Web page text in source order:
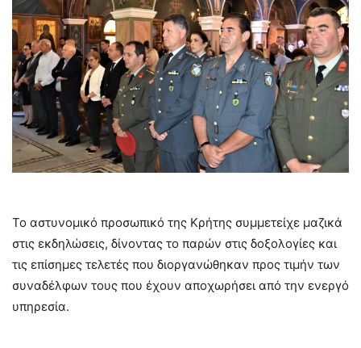
Το αστυνομικό προσωπικό της Κρήτης συμμετείχε μαζικά
στις εκδηλώσεις, δίνοντας το παρών στις δοξολογίες και
τις επίσημες τελετές που διοργανώθηκαν προς τιμήν των
συναδέλφων τους που έχουν αποχωρήσει από την ενεργό
υπηρεσία.